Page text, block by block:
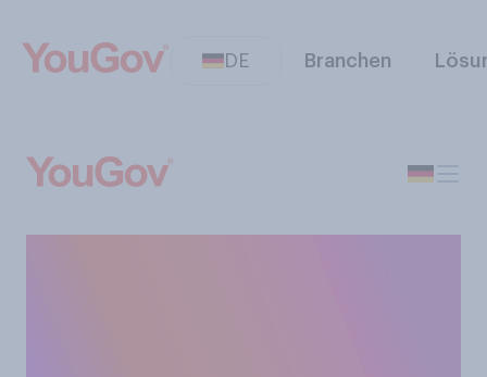
DE Branchen